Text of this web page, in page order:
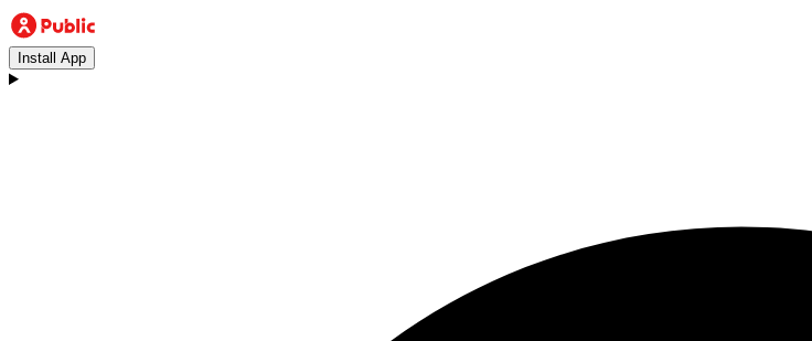
Install App